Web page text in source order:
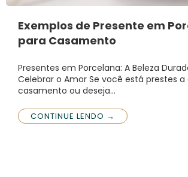
Exemplos de Presente em
para Casamento
Presentes em Porcelana: A Beleza
Celebrar o Amor Se você está prestes
casamento ou deseja…
CONTINUE LENDO →